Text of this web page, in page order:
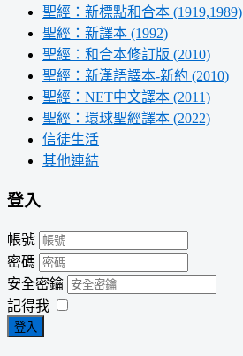
聖經：新標點和合本 (1919,1989)
聖經：新譯本 (1992)
聖經：和合本修訂版 (2010)
聖經：新漢語譯本-新約 (2010)
聖經：NET中文譯本 (2011)
聖經：環球聖經譯本 (2022)
信徒生活
其他連結
登入
帳號
密碼
安全密鑰
記得我
登入